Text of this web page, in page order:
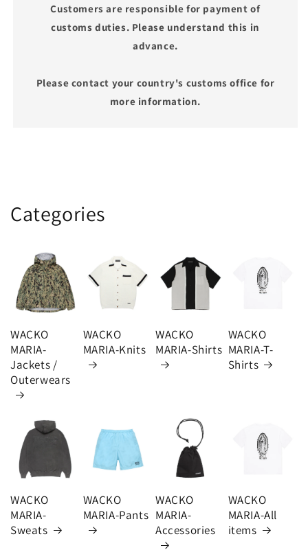
Customers are responsible for payment of
customs duties. Please understand this in
advance.
Please contact your country's customs office for
more information.
Categories
WACKO
MARIA-
Jackets /
Outerwears
WACKO
MARIA-Knits
WACKO
MARIA-Shirts
WACKO
MARIA-T-
Shirts
WACKO
MARIA-
Sweats
WACKO
MARIA-Pants
WACKO
MARIA-
Accessories
WACKO
MARIA-All
items